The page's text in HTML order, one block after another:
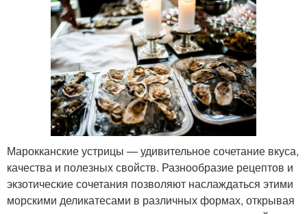
Марокканские устрицы — удивительное сочетание вкуса,
качества и полезных свойств. Разнообразие рецептов и
экзотические сочетания позволяют наслаждаться этими
морскими деликатесами в различных формах, открывая